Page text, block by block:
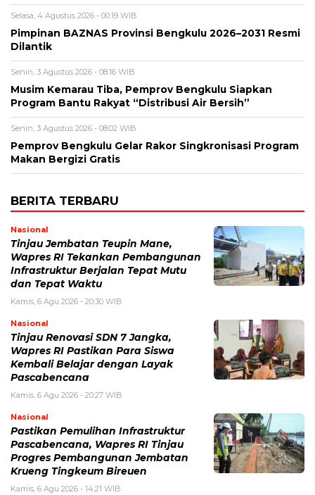
Selasa, 4 Agustus 2026 - 00:19 WIB
Pimpinan BAZNAS Provinsi Bengkulu 2026–2031 Resmi
Dilantik
Senin, 3 Agustus 2026 - 08:16 WIB
Musim Kemarau Tiba, Pemprov Bengkulu Siapkan
Program Bantu Rakyat “Distribusi Air Bersih”
Senin, 3 Agustus 2026 - 08:02 WIB
Pemprov Bengkulu Gelar Rakor Singkronisasi Program
Makan Bergizi Gratis
BERITA TERBARU
Nasional
Tinjau Jembatan Teupin Mane,
Wapres RI Tekankan Pembangunan
Infrastruktur Berjalan Tepat Mutu
dan Tepat Waktu
Kamis, 6 Agu 2026 - 20:30 WIB
Nasional
Tinjau Renovasi SDN 7 Jangka,
Wapres RI Pastikan Para Siswa
Kembali Belajar dengan Layak
Pascabencana
Kamis, 6 Agu 2026 - 20:27 WIB
Nasional
Pastikan Pemulihan Infrastruktur
Pascabencana, Wapres RI Tinjau
Progres Pembangunan Jembatan
Krueng Tingkeum Bireuen
Kamis, 6 Agu 2026 - 14:21 WIB